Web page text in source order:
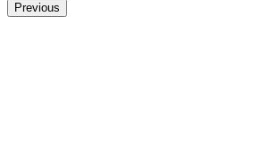
Previous